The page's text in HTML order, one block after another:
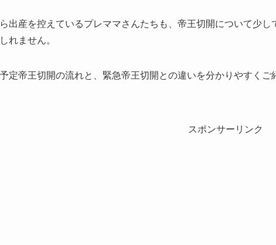
出産を控えているプレママさんたちも、帝王切開について少
れません。
定帝王切開の流れと、緊急帝王切開との違いを分かりやすくご
スポンサーリンク